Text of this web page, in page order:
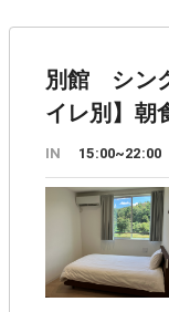
別館 シン
イレ別】朝
IN 15:00~22:00